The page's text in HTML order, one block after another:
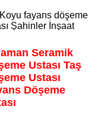
fayans döşeme
Şahinler İnşaat
işleyen uzman
sunuyorSeramik
Ustası Taş
Ustası
Döşeme